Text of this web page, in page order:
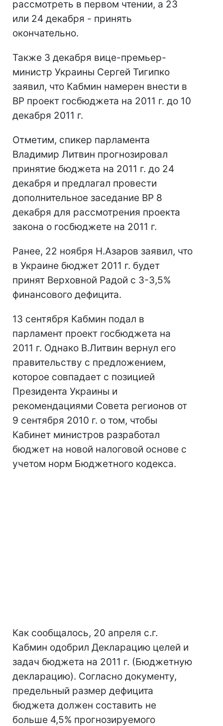
рассмотреть в первом чтении, а 23
или 24 декабря - принять
окончательно.
Также 3 декабря вице-премьер-
министр Украины Сергей Тигипко
заявил, что Кабмин намерен внести в
ВР проект госбюджета на 2011 г. до 10
декабря 2011 г.
Отметим, спикер парламента
Владимир Литвин прогнозировал
принятие бюджета на 2011 г. до 24
декабря и предлагал провести
дополнительное заседание ВР 8
декабря для рассмотрения проекта
закона о госбюджете на 2011 г.
Ранее, 22 ноября Н.Азаров заявил, что
в Украине бюджет 2011 г. будет
принят Верховной Радой с 3-3,5%
финансового дефицита.
13 сентября Кабмин подал в
парламент проект госбюджета на
2011 г. Однако В.Литвин вернул его
правительству с предложением,
которое совпадает с позицией
Президента Украины и
рекомендациями Совета регионов от
9 сентября 2010 г. о том, чтобы
Кабинет министров разработал
бюджет на новой налоговой основе с
учетом норм Бюджетного кодекса.
Как сообщалось, 20 апреля с.г.
Кабмин одобрил Декларацию целей и
задач бюджета на 2011 г. (Бюджетную
декларацию). Согласно документу,
предельный размер дефицита
бюджета должен составить не
больше 4,5% прогнозируемого